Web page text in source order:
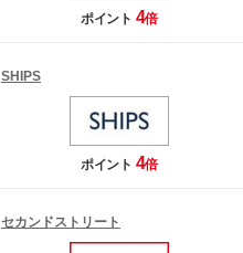
ポイント 4倍
SHIPS
ポイント 4倍
セカンドストリート